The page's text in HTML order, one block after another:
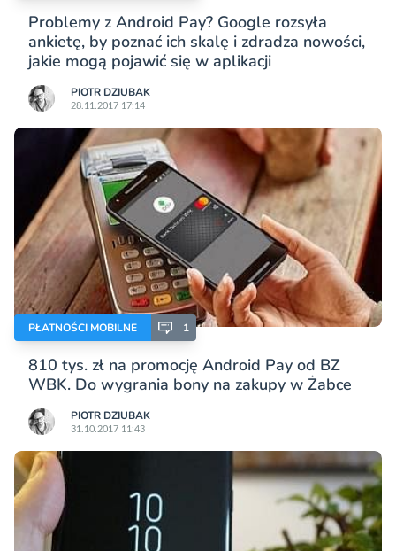
Problemy z Android Pay? Google rozsyła
ankietę, by poznać ich skalę i zdradza nowości,
jakie mogą pojawić się w aplikacji
PIOTR DZIUBAK
28.11.2017 17:14
PŁATNOŚCI MOBILNE 1
810 tys. zł na promocję Android Pay od BZ
WBK. Do wygrania bony na zakupy w Żabce
PIOTR DZIUBAK
31.10.2017 11:43